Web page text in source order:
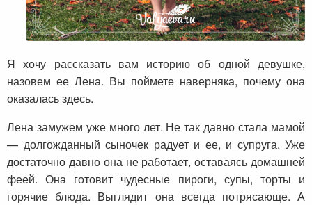
Я хочу рассказать вам историю об одной девушке,
назовем ее Лена. Вы поймете наверняка, почему она
оказалась здесь.
Лена замужем уже много лет. Не так давно стала мамой
— долгожданный сыночек радует и ее, и супруга. Уже
достаточно давно она не работает, оставаясь домашней
феей. Она готовит чудесные пироги, супы, торты и
горячие блюда. Выглядит она всегда потрясающе. А